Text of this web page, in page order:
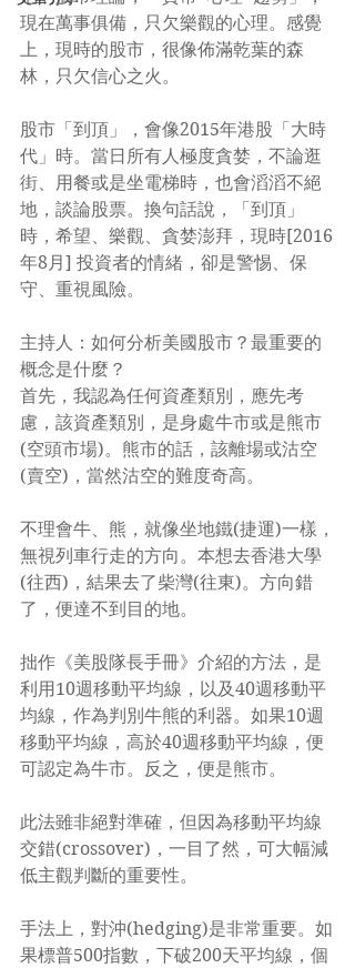
現在萬事俱備，只欠樂觀的心理。感覺
上，現時的股市，很像佈滿乾葉的森
林，只欠信心之火。
股市「到頂」，會像2015年港股「大時
代」時。當日所有人極度貪婪，不論逛
街、用餐或是坐電梯時，也會滔滔不絕
地，談論股票。換句話說，「到頂」
時，希望、樂觀、貪婪澎拜，現時[2016
年8月] 投資者的情緒，卻是警惕、保
守、重視風險。
主持人：如何分析美國股市？最重要的
概念是什麼？
首先，我認為任何資產類別，應先考
慮，該資產類別，是身處牛市或是熊市
(空頭市場)。熊市的話，該離場或沽空
(賣空)，當然沽空的難度奇高。
不理會牛、熊，就像坐地鐵(捷運)一樣，
無視列車行走的方向。本想去香港大學
(往西)，結果去了柴灣(往東)。方向錯
了，便達不到目的地。
拙作《美股隊長手冊》介紹的方法，是
利用10週移動平均線，以及40週移動平
均線，作為判別牛熊的利器。如果10週
移動平均線，高於40週移動平均線，便
可認定為牛市。反之，便是熊市。
此法雖非絕對準確，但因為移動平均線
交錯(crossover)，一目了然，可大幅減
低主觀判斷的重要性。
手法上，對沖(hedging)是非常重要。如
果標普500指數，下破200天平均線，個